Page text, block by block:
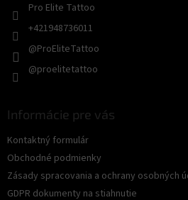
Pro Elite Tattoo
+421948736011
@ProEliteTattoo
@proelitetattoo
Informácie pre vás
Kontaktný formulár
Obchodné podmienky
Zásady spracovania a ochrany osobných
GDPR dokumenty na stiahnutie